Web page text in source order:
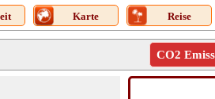
Karte Reise
CO2